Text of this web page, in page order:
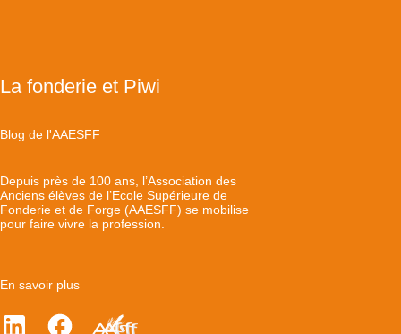
La fonderie et Piwi
Blog de l'AAESFF
Depuis près de 100 ans, l’Association des
Anciens élèves de l’Ecole Supérieure de
Fonderie et de Forge (AAESFF) se mobilise
pour faire vivre la profession.
En savoir plus